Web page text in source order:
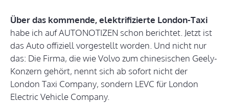
Über das kommende, elektrifizierte London-Taxi
habe ich auf AUTONOTIZEN schon berichtet. Jetzt ist
das Auto offiziell vorgestellt worden. Und nicht nur
das: Die Firma, die wie Volvo zum chinesischen Geely-
Konzern gehört, nennt sich ab sofort nicht der
London Taxi Company, sondern LEVC für London
Electric Vehicle Company.